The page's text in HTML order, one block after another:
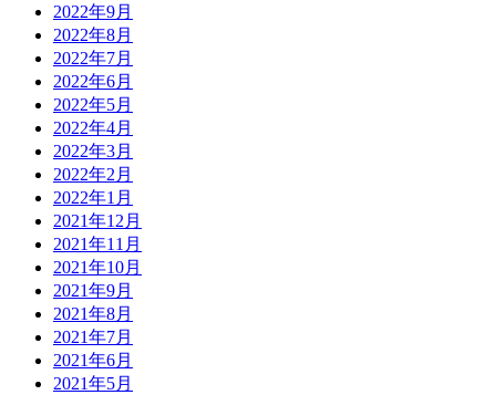
2022年9月
2022年8月
2022年7月
2022年6月
2022年5月
2022年4月
2022年3月
2022年2月
2022年1月
2021年12月
2021年11月
2021年10月
2021年9月
2021年8月
2021年7月
2021年6月
2021年5月